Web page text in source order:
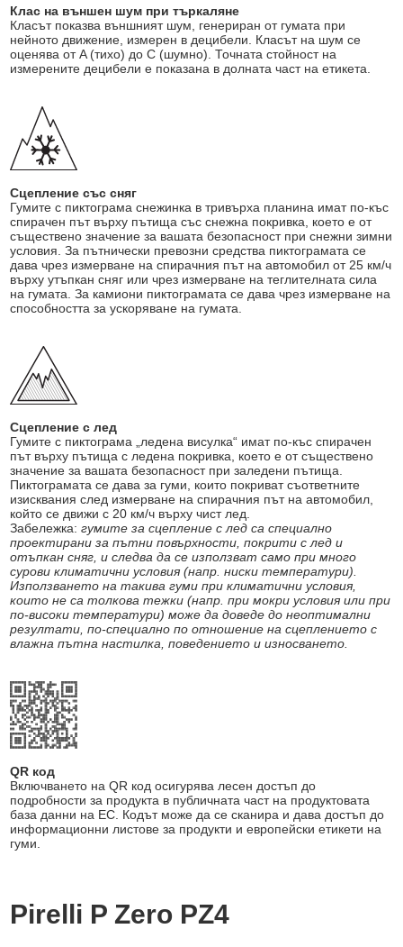
Клас на външен шум при търкаляне
Класът показва външният шум, генериран от гумата при
нейното движение, измерен в децибели. Класът на шум се
оценява от A (тихо) до C (шумно). Точната стойност на
измерените децибели е показана в долната част на етикета.
Сцепление със сняг
Гумите с пиктограма снежинка в тривърха планина имат по-къс
спирачен път върху пътища със снежна покривка, което е от
съществено значение за вашата безопасност при снежни зимни
условия. За пътнически превозни средства пиктограмата се
дава чрез измерване на спирачния път на автомобил от 25 км/ч
върху утъпкан сняг или чрез измерване на теглителната сила
на гумата. За камиони пиктограмата се дава чрез измерване на
способността за ускоряване на гумата.
Сцепление с лед
Гумите с пиктограма „ледена висулка“ имат по-къс спирачен
път върху пътища с ледена покривка, което е от съществено
значение за вашата безопасност при заледени пътища.
Пиктограмата се дава за гуми, които покриват съответните
изисквания след измерване на спирачния път на автомобил,
който се движи с 20 км/ч върху чист лед.
Забележка:гумите за сцепление с лед са специално
проектирани за пътни повърхности, покрити с лед и
отъпкан сняг, и следва да се използват само при много
сурови климатични условия (напр. ниски температури).
Използването на такива гуми при климатични условия,
които не са толкова тежки (напр. при мокри условия или при
по-високи температури) може да доведе до неоптимални
резултати, по-специално по отношение на сцеплението с
влажна пътна настилка, поведението и износването.
QR код
Включването на QR код осигурява лесен достъп до
подробности за продукта в публичната част на продуктовата
база данни на ЕС. Кодът може да се сканира и дава достъп до
информационни листове за продукти и европейски етикети на
гуми.
Pirelli P Zero PZ4